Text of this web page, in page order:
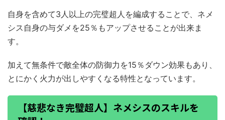
自身を含めて3人以上の完璧超人を編成することで、ネメ
シス自身の与ダメを25％もアップさせることが出来ま
す。
加えて無条件で敵全体の防御力を15％ダウン効果もあり、
とにかく火力が出しやすくなる特性となっています。
【慈悲なき完璧超人】ネメシスのスキルを